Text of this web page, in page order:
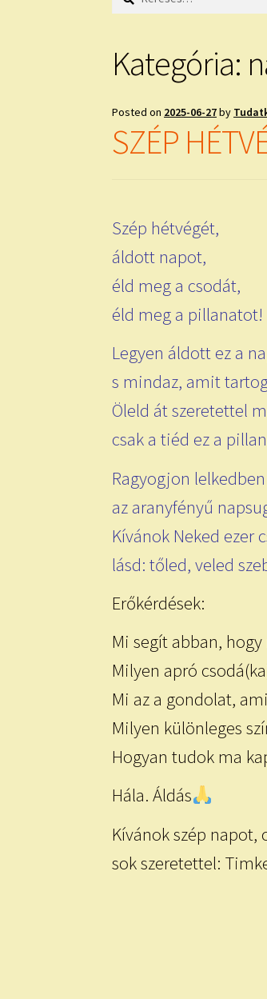
Kategória:
Posted on 2025-06-27by
SZÉP
Szép hétvégét,
áldott napot,
éld meg a csodát,
éld meg a pillanatot!
Legyen áldott ez a
s mindaz, amit
Öleld át szeretettel
csak a tiéd ez a
Ragyogjon
az aranyfényű
Kívánok Neked ezer
lásd: tőled, veled
Erőkérdések:
Mi segít abban,
Milyen apró
Mi az a gondolat,
Milyen különleges
Hogyan tudok ma
Hála. Áldás
Kívánok szép napot,
sok szeretettel: